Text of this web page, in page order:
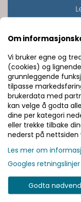
Trygg handel
Rask levering
Halv pris på
Informasjon
Produsent
Vår visjon er å gi
Om
Vi bruker egne og
(cookies) og
grunnleggende
tilpasse
brukerdata med
kan velge å godta
dine per kategori
eller trekke tilbake
nederst på nettsiden
Les mer om
Googles
Godta